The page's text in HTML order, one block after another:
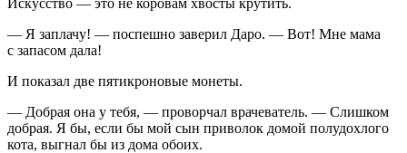
— Я заплачу! — поспешно заверил Даро. — Вот! Мне мама
с запасом дала!
И показал две пятикроновые монеты.
— Добрая она у тебя, — проворчал врачеватель. — Слишком
добрая. Я бы, если бы мой сын приволок домой полудохлого
кота, выгнал бы из дома обоих.